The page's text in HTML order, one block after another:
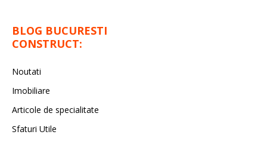
BLOG BUCURESTI
CONSTRUCT:
Noutati
Imobiliare
Articole de specialitate
Sfaturi Utile